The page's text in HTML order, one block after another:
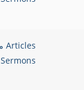
Articles مقالات
Sermons عظات